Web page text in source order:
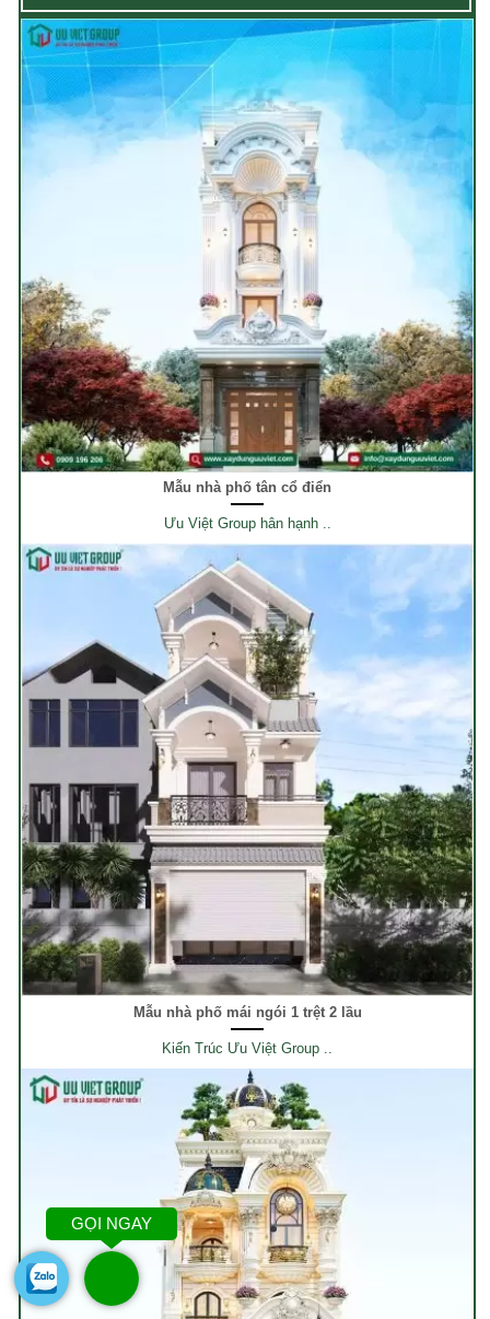
Mẫu nhà phố tân cổ điển
Ưu Việt Group hân hạnh ..
Mẫu nhà phố mái ngói 1 trệt 2 lầu
Kiến Trúc Ưu Việt Group ..
GỌI NGAY